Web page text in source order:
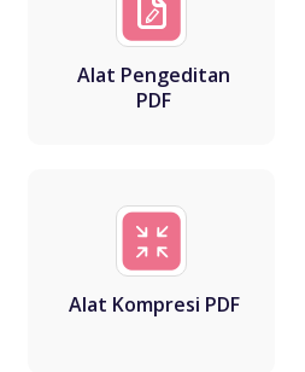
Alat Pengeditan
PDF
Alat Kompresi PDF